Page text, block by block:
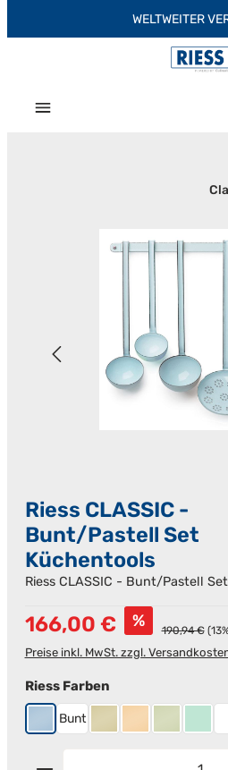
Zum Hauptinhalt springen
WELTWEITER
Bildergalerie überspringen
Riess CLASSIC -
Bunt/Pastell Set
Küchentools
Riess CLASSIC - Bunt/Pastell
Verkaufspreis:
166,00 € % Regulärer
190,94 €
Preise inkl. MwSt. zzgl.
Riess Farbenauswählen
Blau
Bunt
Gelb GoldgelbNilgrünTürkis
Produkt Anzahl: Gib den